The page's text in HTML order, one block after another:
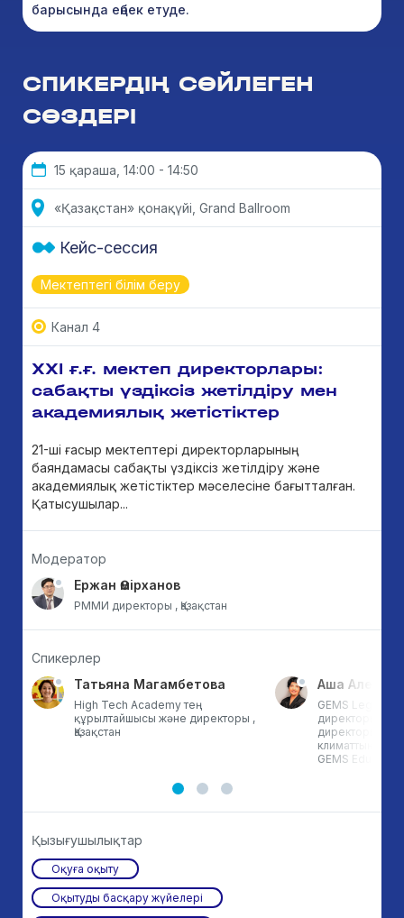
барысында еңбек етуде.
СПИКЕРДІҢ СӨЙЛЕГЕН
СӨЗДЕРІ
15 қараша, 14:00 - 14:50
«Қазақстан» қонақүйі, Grand Ballroom
Мектептегі білім беру
Кейс-сессия
Канал 4
ХХІ ғ.ғ. мектеп директорлары:
сабақты үздіксіз жетілдіру мен
академиялық жетістіктер
21-ші ғасыр мектептері директорларының
баяндамасы сабақты үздіксіз жетілдіру және
академиялық жетістіктер мәселесіне бағытталған.
Қатысушылар...
Модератор
Ержан Өмірханов
РММИ директоры , Қазақстан
Спикерлер
Татьяна Магамбетова
High Tech Academy тең
құрылтайшысы және директоры ,
Қазақстан
Аша
GEMS Legacy
директоры
директоры.
климаттың
GEMS
Қызығушылықтар
Оқуға оқыту
Оқытуды басқару жүйелері